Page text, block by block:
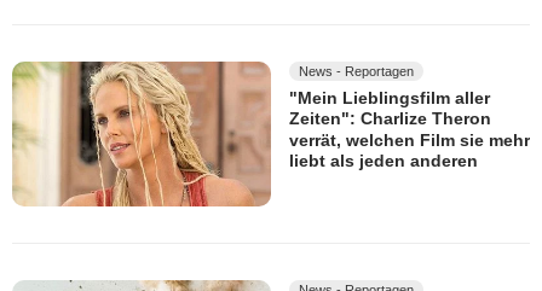
News - Reportagen
"Mein Lieblingsfilm aller
Zeiten": Charlize Theron
verrät, welchen Film sie mehr
liebt als jeden anderen